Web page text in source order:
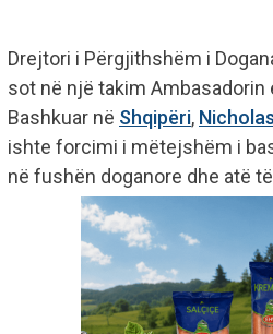
Drejtori i Përgjithshëm i
sot në një takim Ambasadorin
Bashkuar në Shqipëri,
ishte forcimi i mëtejshëm i
në fushën doganore dhe atë